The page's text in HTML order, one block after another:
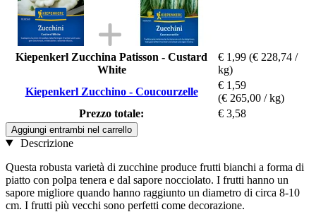
Kiepenkerl Zucchina Patisson - Custard
White
€ 1,99 (€ 228,74 /
kg)
Kiepenkerl Zucchino - Coucourzelle
€ 1,59
(€ 265,00 / kg)
Prezzo totale:
€ 3,58
Aggiungi entrambi nel carrello
Descrizione
Questa robusta varietà di zucchine produce frutti bianchi a forma di
piatto con polpa tenera e dal sapore nocciolato. I frutti hanno un
sapore migliore quando hanno raggiunto un diametro di circa 8-10
cm. I frutti più vecchi sono perfetti come decorazione.